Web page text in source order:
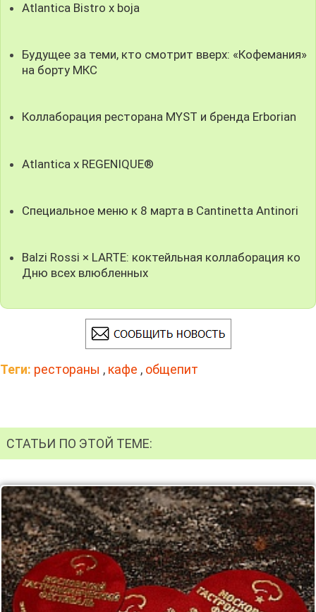
Atlantica Bistro x boja
Будущее за теми, кто смотрит вверх: «Кофемания»
на борту МКС
Коллаборация ресторана MYST и бренда Erborian
Atlantica x REGENIQUE®
Специальное меню к 8 марта в Cantinetta Antinori
Balzi Rossi × LARTE: коктейльная коллаборация ко
Дню всех влюбленных
Теги: рестораны , кафе , общепит
СТАТЬИ ПО ЭТОЙ ТЕМЕ: